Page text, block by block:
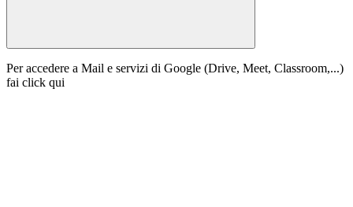
Per accedere a Mail e servizi di Google (Drive, Meet, Classroom,...)
fai click qui